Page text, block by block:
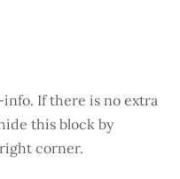
If there is no extra
this block by
corner.